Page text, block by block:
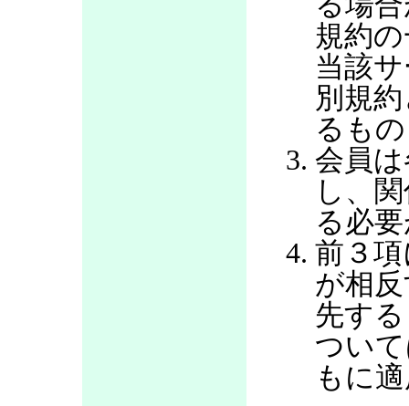
規約
当該
別規
るも
会員
し、
る必
前３
が相
先す
つい
もに